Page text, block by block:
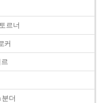
르너
커
르
분더